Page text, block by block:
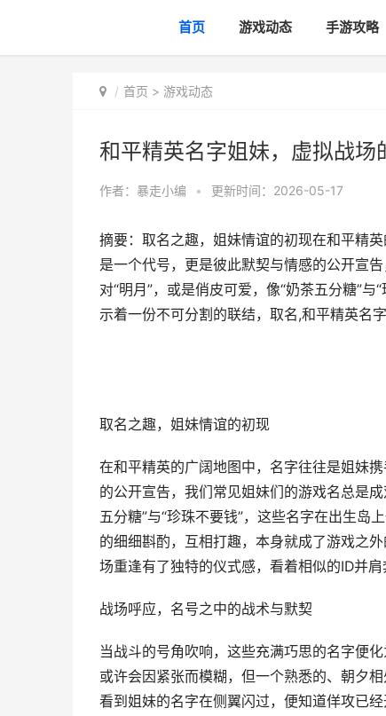
首页 游戏动态 手游攻略
首页 > 游戏动态
和平精英名字姐妹，虚拟战
作者： 暴走小编 • 更新时间：2026-05-17
摘要：取名之趣，姐妹情谊的初现在和平精
是一个代号，更是彼此默契与情感的公开宣
对“明月”，或是俏皮可爱，像“奶茶五分糖”
示着一份不可分割的联结，取名,和平精英名
取名之趣，姐妹情谊的初现
在和平精英的广阔地图中，名字往往是姐妹
的公开宣告，我们常见姐妹们的游戏名总是
五分糖”与“珍珠不要钱”，这些名字在出生岛
的细细斟酌，互相打趣，本身就成了游戏之
场重逢有了独特的仪式感，看着相似的ID并
战场呼应，名号之中的战术与默契
当战斗的号角吹响，这些充满巧思的名字便
或许会因紧张而模糊，但一个熟悉的、朝夕
看到姐妹的名字在侧翼闪过，便知道佯攻已